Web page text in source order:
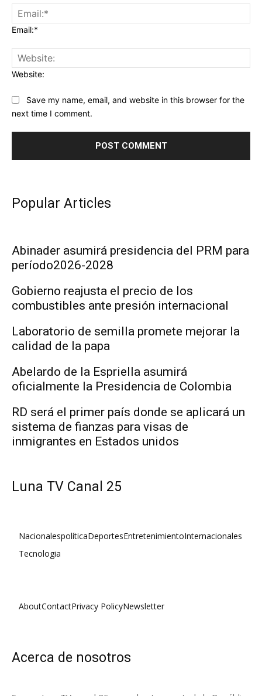
Email:*
Website:
Save my name, email, and website in this browser for the
next time I comment.
Popular Articles
Abinader asumirá presidencia del PRM para
período2026-2028
Gobierno reajusta el precio de los
combustibles ante presión internacional
Laboratorio de semilla promete mejorar la
calidad de la papa
Abelardo de la Espriella asumirá
oficialmente la Presidencia de Colombia
RD será el primer país donde se aplicará un
sistema de fianzas para visas de
inmigrantes en Estados unidos
Luna TV Canal 25
NacionalespolíticaDeportesEntretenimientoInternacionales
Tecnologia
AboutContactPrivacy PolicyNewsletter
Acerca de nosotros